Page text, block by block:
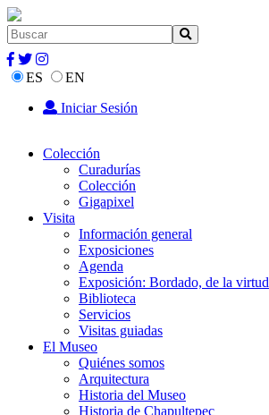
ES
EN
Iniciar Sesión
Colección
Curadurías
Colección
Gigapixel
Visita
Información general
Exposiciones
Agenda
Exposición: Bordado, de la virtud
Biblioteca
Servicios
Visitas guiadas
El Museo
Quiénes somos
Arquitectura
Historia del Museo
Historia de Chapultepec